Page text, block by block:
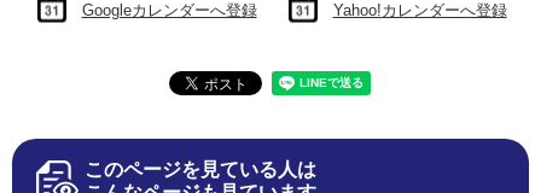
Googleカレンダーへ登録 Yahoo!カレンダーへ登録
このページを見ている人は